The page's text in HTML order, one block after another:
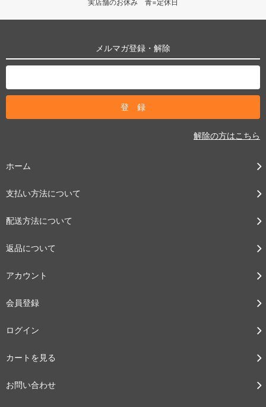
実店舗のお休み 青=定休日
メルマガ登録・解除
解除の方はこちら
ホーム
支払い方法について
配送方法について
返品について
アカウント
会員登録
ログイン
カートを見る
お問い合わせ